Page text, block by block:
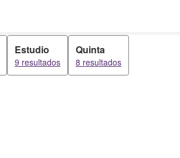
Estudio
9 resultados
Quinta
8 resultados